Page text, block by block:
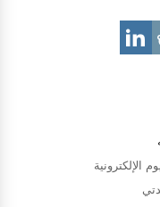
الإلكترونية